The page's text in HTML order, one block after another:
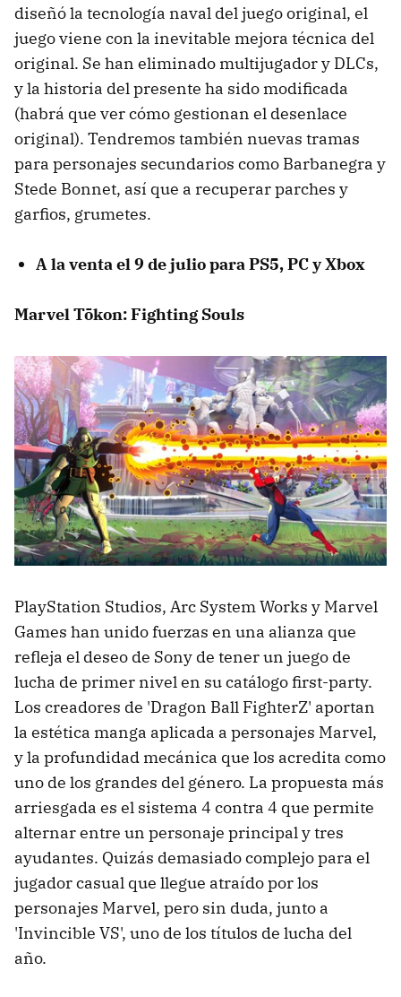
diseñó la tecnología naval del juego original, el
juego viene con la inevitable mejora técnica del
original. Se han eliminado multijugador y DLCs,
y la historia del presente ha sido modificada
(habrá que ver cómo gestionan el desenlace
original). Tendremos también nuevas tramas
para personajes secundarios como Barbanegra y
Stede Bonnet, así que a recuperar parches y
garfios, grumetes.
A la venta el 9 de julio para PS5, PC y Xbox
Marvel Tōkon: Fighting Souls
PlayStation Studios, Arc System Works y Marvel
Games han unido fuerzas en una alianza que
refleja el deseo de Sony de tener un juego de
lucha de primer nivel en su catálogo first-party.
Los creadores de 'Dragon Ball FighterZ' aportan
la estética manga aplicada a personajes Marvel,
y la profundidad mecánica que los acredita como
uno de los grandes del género. La propuesta más
arriesgada es el sistema 4 contra 4 que permite
alternar entre un personaje principal y tres
ayudantes. Quizás demasiado complejo para el
jugador casual que llegue atraído por los
personajes Marvel, pero sin duda, junto a
'Invincible VS', uno de los títulos de lucha del
año.